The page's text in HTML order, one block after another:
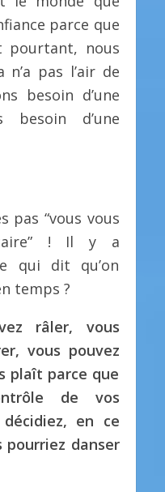
parce que
pourtant, nous
pas l’air de
besoin d’une
besoin d’une
pas “vous vous
! Il y a
qui dit qu’on
temps ?
râler, vous
vous pouvez
plaît parce que
de vos
en ce
pourriez danser